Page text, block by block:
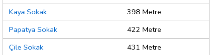
Kaya Sokak
398 Metre
Papatya Sokak
422 Metre
Çile Sokak
431 Metre